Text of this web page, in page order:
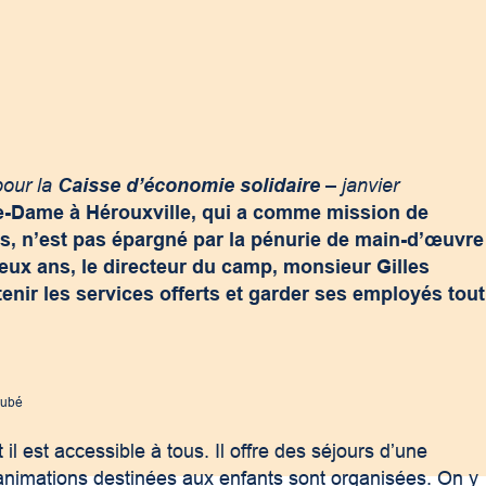
la Caisse d’économie solidaire – janvier
à Hérouxville, qui a comme mission de
n’est pas épargné par la pénurie de main-d’œuvre
ans, le directeur du camp, monsieur Gilles
les services offerts et garder ses employés tout
est accessible à tous. Il offre des séjours d’une
destinées aux enfants sont organisées. On y